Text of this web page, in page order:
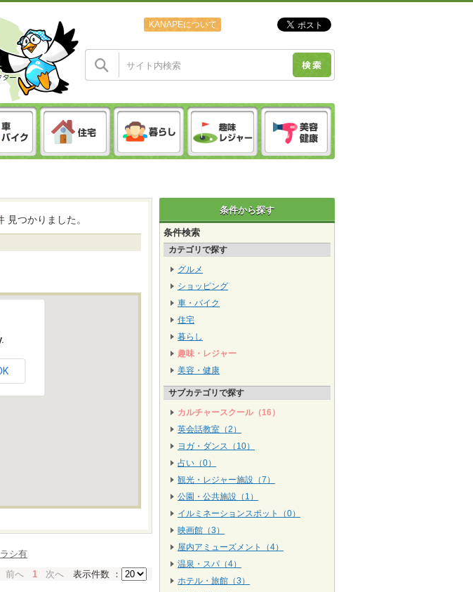
KANAPEについて
条件から探す
条件検索
カテゴリで探す
グルメ
ショッピング
車・バイク
住宅
暮らし
趣味・レジャー
美容・健康
サブカテゴリで探す
カルチャースクール（16）
英会話教室（2）
ヨガ・ダンス（10）
占い（0）
観光・レジャー施設（7）
公園・公共施設（1）
イルミネーションスポット（0）
映画館（3）
屋内アミューズメント（4）
温泉・スパ（4）
ホテル・旅館（3）
見つかりました。
シ有
前へ 1 次へ 表示件数 ：